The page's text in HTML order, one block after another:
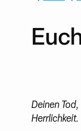
Deinen
Herrlichkeit.